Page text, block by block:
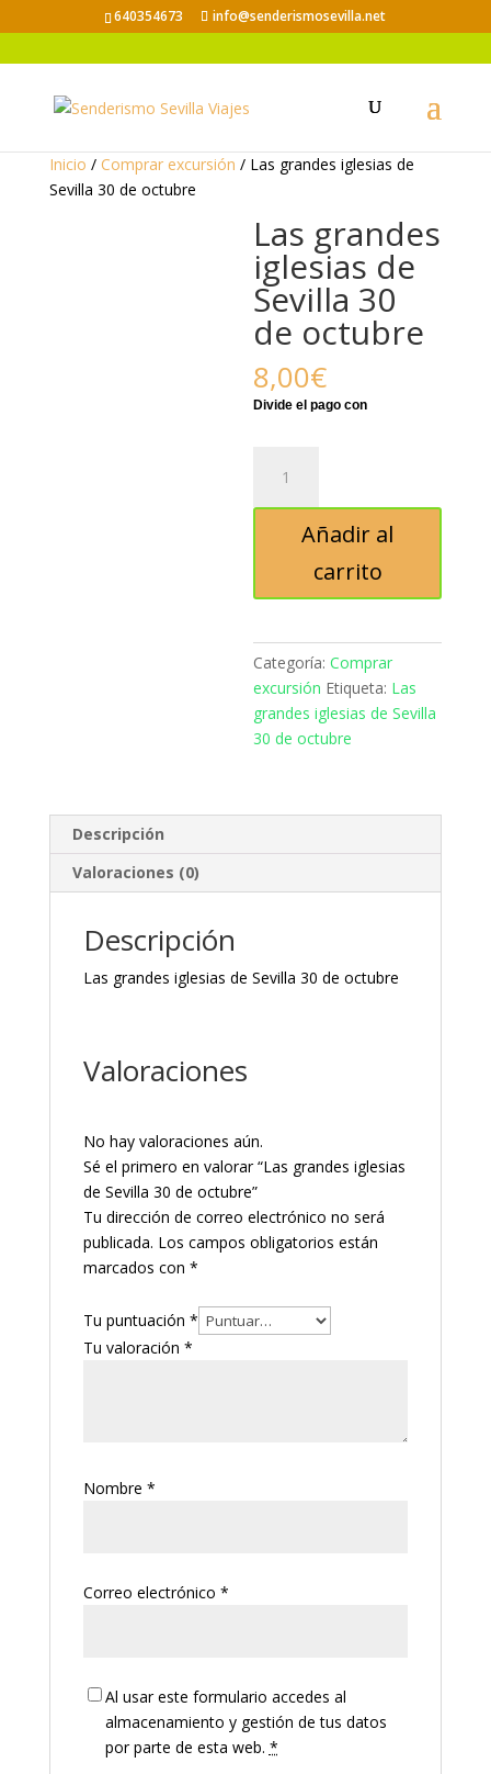
640354673 info@senderismosevilla.net
Inicio / Comprar excursión / Las grandes iglesias de
Sevilla 30 de octubre
Las grandes
iglesias de
Sevilla 30
de octubre
8,00€
grandes
iglesias
cantidad
Añadir al
carrito
Categoría:Comprar
excursión Etiqueta: Las
grandes iglesias de Sevilla
30 de octubre
Descripción
Valoraciones (0)
Descripción
Las grandes iglesias de Sevilla 30 de octubre
Valoraciones
No hay valoraciones aún.
Sé el primero en valorar “Las grandes iglesias
de Sevilla 30 de octubre”
Tu dirección de correo electrónico no será
publicada. Los campos obligatorios están
marcados con *
Tu puntuación *
Tu valoración *
Nombre *
Correo electrónico *
Al usar este formulario accedes al
almacenamiento y gestión de tus datos
por parte de esta web. *